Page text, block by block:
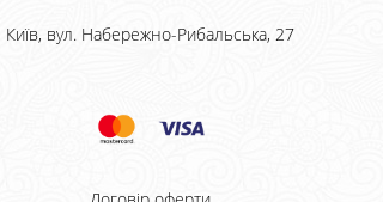
Київ, вул. Набережно-Рибальська, 27